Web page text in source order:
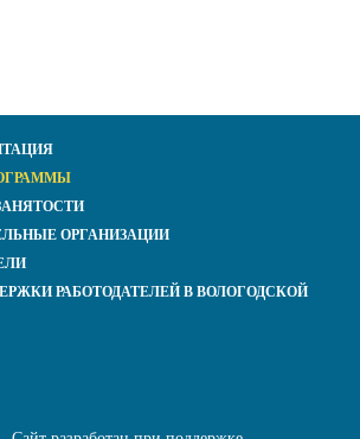
ОРГАНИЗАЦИИ
РАБОТОДАТЕЛЕЙ В ВОЛОГОДСКОЙ